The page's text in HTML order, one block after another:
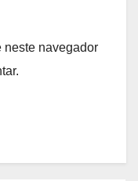
neste navegador